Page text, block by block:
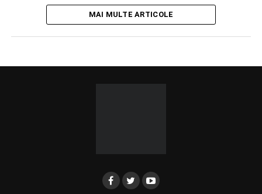
MAI MULTE ARTICOLE